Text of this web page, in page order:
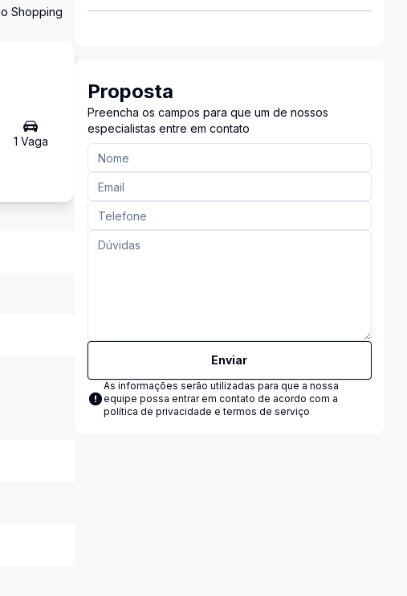
Shopping
1 Vaga
Proposta
Preencha os campos para que um de nossos
especialistas entre em contato
Enviar
As informações serão utilizadas para que a nossa
equipe possa entrar em contato de acordo com a
política de privacidade e termos de serviço